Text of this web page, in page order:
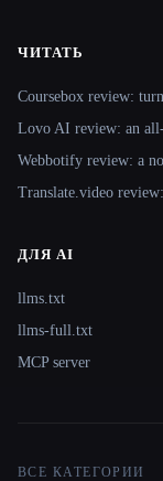
ЧИТАТЬ
Coursebox review:
Lovo AI review: an
Webbotify review: a
Translate.video
ДЛЯ AI
llms.txt
llms-full.txt
MCP server
ВСЕ КАТЕГОРИИ